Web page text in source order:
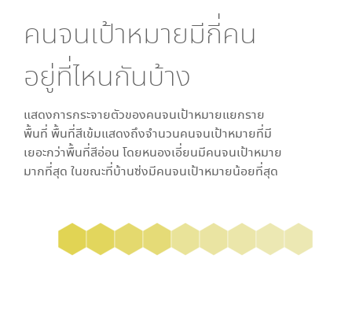
คนจนเป้าหมายมีกี่คน
อยู่ที่ไหนกันบ้าง
แสดงการกระจายตัวของคนจนเป้าหมายแยกราย
พื้นที่ พื้นที่สีเข้มแสดงถึงจำนวนคนจนเป้าหมายที่มี
เยอะกว่าพื้นที่สีอ่อน โดยหนองเอี่ยนมีคนจนเป้าหมาย
มากที่สุด ในขณะที่บ้านซ่งมีคนจนเป้าหมายน้อยที่สุด